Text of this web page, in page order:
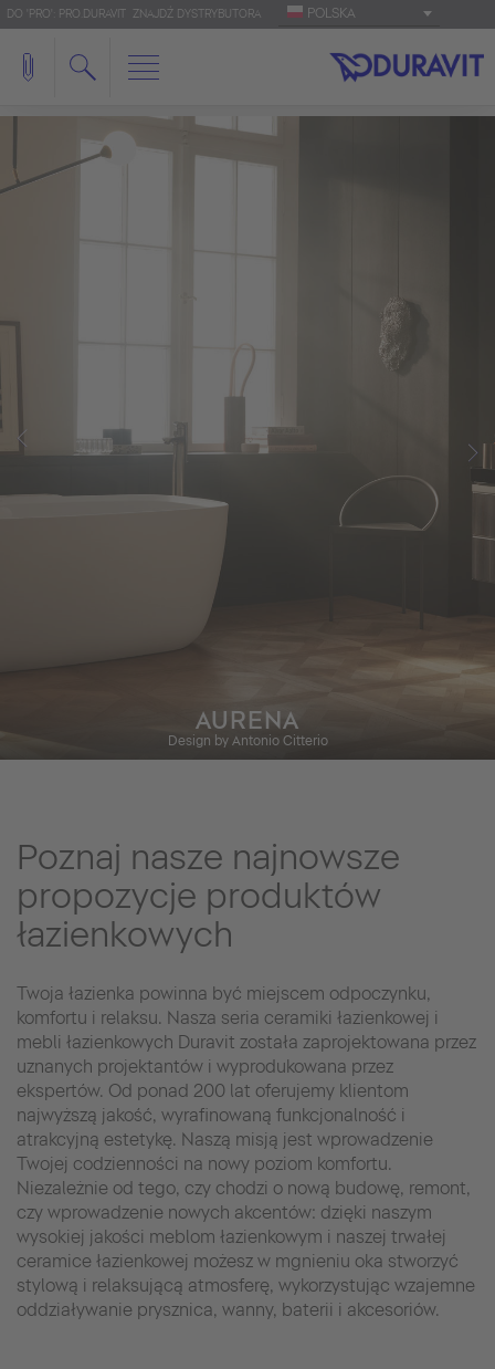
DO 'PRO': PRO.DURAVIT ZNAJDŹ DYSTRYBUTORA POLSKA
AURENA
Design by Antonio Citterio
Poznaj nasze najnowsze
propozycje produktów
łazienkowych
Twoja łazienka powinna być miejscem odpoczynku,
komfortu i relaksu. Nasza seria ceramiki łazienkowej i
mebli łazienkowych Duravit została zaprojektowana przez
uznanych projektantów i wyprodukowana przez
ekspertów. Od ponad 200 lat oferujemy klientom
najwyższą jakość, wyrafinowaną funkcjonalność i
atrakcyjną estetykę. Naszą misją jest wprowadzenie
Twojej codzienności na nowy poziom komfortu.
Niezależnie od tego, czy chodzi o nową budowę, remont,
czy wprowadzenie nowych akcentów: dzięki naszym
wysokiej jakości meblom łazienkowym i naszej trwałej
ceramice łazienkowej możesz w mgnieniu oka stworzyć
stylową i relaksującą atmosferę, wykorzystując wzajemne
oddziaływanie prysznica, wanny, baterii i akcesoriów.